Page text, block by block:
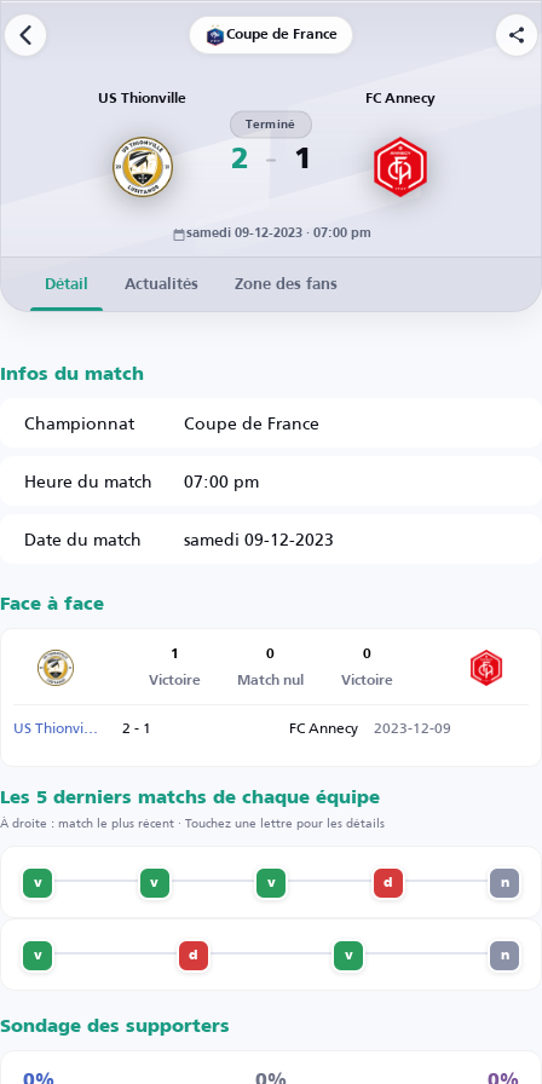
Coupe de France
US Thionville
2
Terminé
1
FC Annecy
samedi 09-12-2023 · 07:00 pm
Détail Actualités Zone des fans
Infos du match
Championnat
Coupe de France
Heure du match
07:00 pm
Date du match
samedi 09-12-2023
Face à face
1
Victoire
0
Match nul
0
Victoire
US Thionville 2 - 1 FC Annecy 2023-12-09
Les 5 derniers matchs de chaque équipe
À droite : match le plus récent · Touchez une lettre pour les détails
n
d
v
v
v
n
v
d
v
Sondage des supporters